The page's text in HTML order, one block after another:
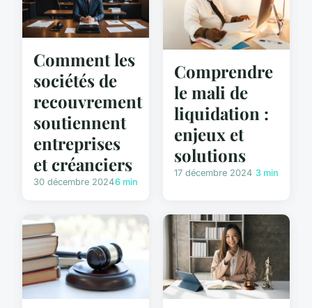
Comment les
sociétés de
recouvrement
soutiennent
entreprises
et créanciers
30 décembre 20246 min
Comprendre
le mali de
liquidation :
enjeux et
solutions
17 décembre 2024 3 min